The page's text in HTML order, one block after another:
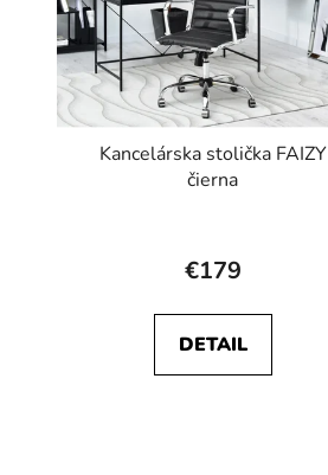
Kancelárska stolička FAIZY
čierna
€179
DETAIL